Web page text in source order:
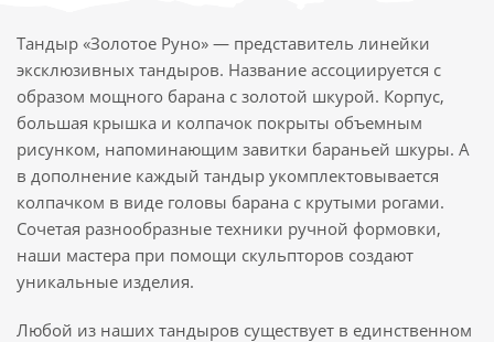
Тандыр «Золотое Руно» — представитель линейки
эксклюзивных тандыров. Название ассоциируется с
образом мощного барана с золотой шкурой. Корпус,
большая крышка и колпачок покрыты объемным
рисунком, напоминающим завитки бараньей шкуры. А
в дополнение каждый тандыр укомплектовывается
колпачком в виде головы барана с крутыми рогами.
Сочетая разнообразные техники ручной формовки,
наши мастера при помощи скульпторов создают
уникальные изделия.
Любой из наших тандыров существует в единственном